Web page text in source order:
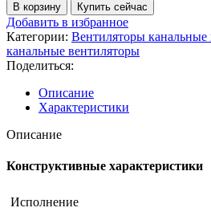
В корзину Купить сейчас
Добавить в избранное
Категории: Вентиляторы
канальные вентиляторы
Поделиться:
Описание
Характеристики
Описание
Конструктивные характеристики
Исполнение